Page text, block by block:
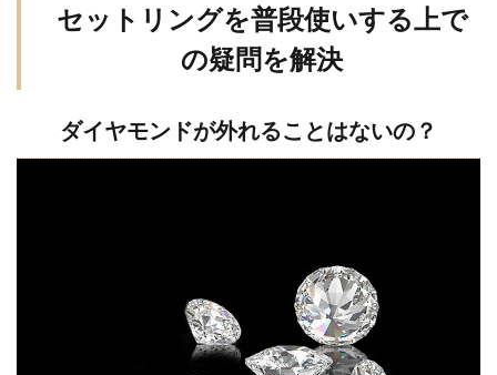
セットリングを普段使いする上で
の疑問を解決
ダイヤモンドが外れることはないの？